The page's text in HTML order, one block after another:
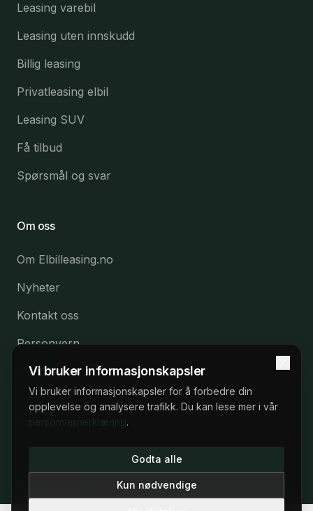
Vi bruker informasjonskapsler
Vi bruker informasjonskapsler for å forbedre din
opplevelse og analysere trafikk. Du kan lese mer i vår
personvernerklæring.
Godta alle
Kun nødvendige
22 53 57 53
Man–fre 09:00–17:00
Leasing varebil
Leasing uten innskudd
Billig leasing
Privatleasing elbil
Leasing SUV
Få tilbud
Spørsmål og svar
Om oss
Om Elbilleasing.no
Nyheter
Kontakt oss
Personvern
Vilkår
Kontakt
post@elbilleasing.no